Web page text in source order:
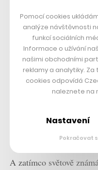
Komiksové zpracování
Deliverancedalším
ani čtyři roky od
motivy se v současné
českých tvůrců,
nejlepším titulem
nedávnem oznámilo
loňské tržby ve
A zatímco světově
Pomocí cookies
analýze návštěvnosti
funkcí sociálních
Informace o užívání
našimi obchodními
reklamy a analytiky.
cookies odpovídá
naleznete na
Nastavení
Pokračovat